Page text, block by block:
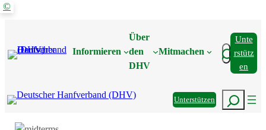
Zum
Informieren
Über
den
DHV
Mitmachen Suchen
Unte
Rstütz
En
UnterstützenSuchen
©